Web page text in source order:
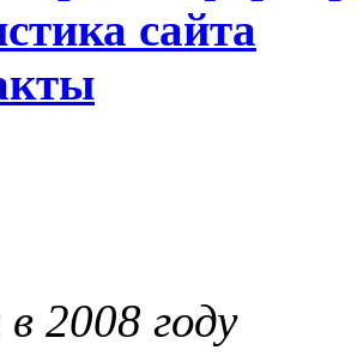
сайта
2008 году